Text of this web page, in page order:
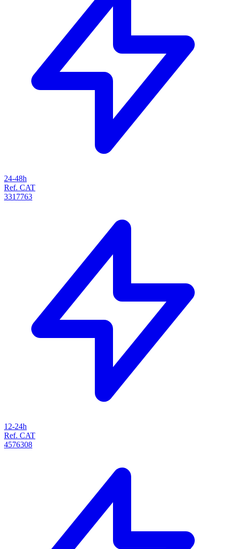
24-48h
Ref. CAT
3317763
12-24h
Ref. CAT
4576308